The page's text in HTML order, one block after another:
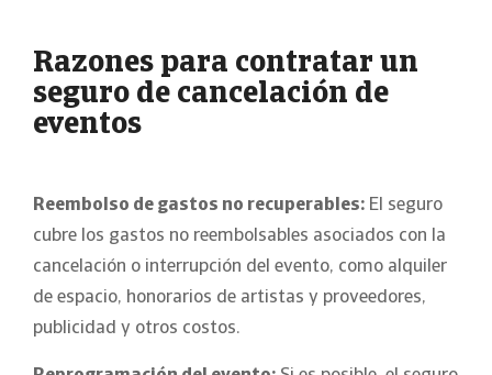
Razones para contratar un
seguro de cancelación de
eventos
Reembolso de gastos no recuperables: El seguro
cubre los gastos no reembolsables asociados con la
cancelación o interrupción del evento, como alquiler
de espacio, honorarios de artistas y proveedores,
publicidad y otros costos.